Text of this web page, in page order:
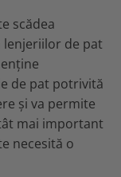
scădea
lenjeriilor de pat
de pat potrivită
și va permite
mai important
necesită o